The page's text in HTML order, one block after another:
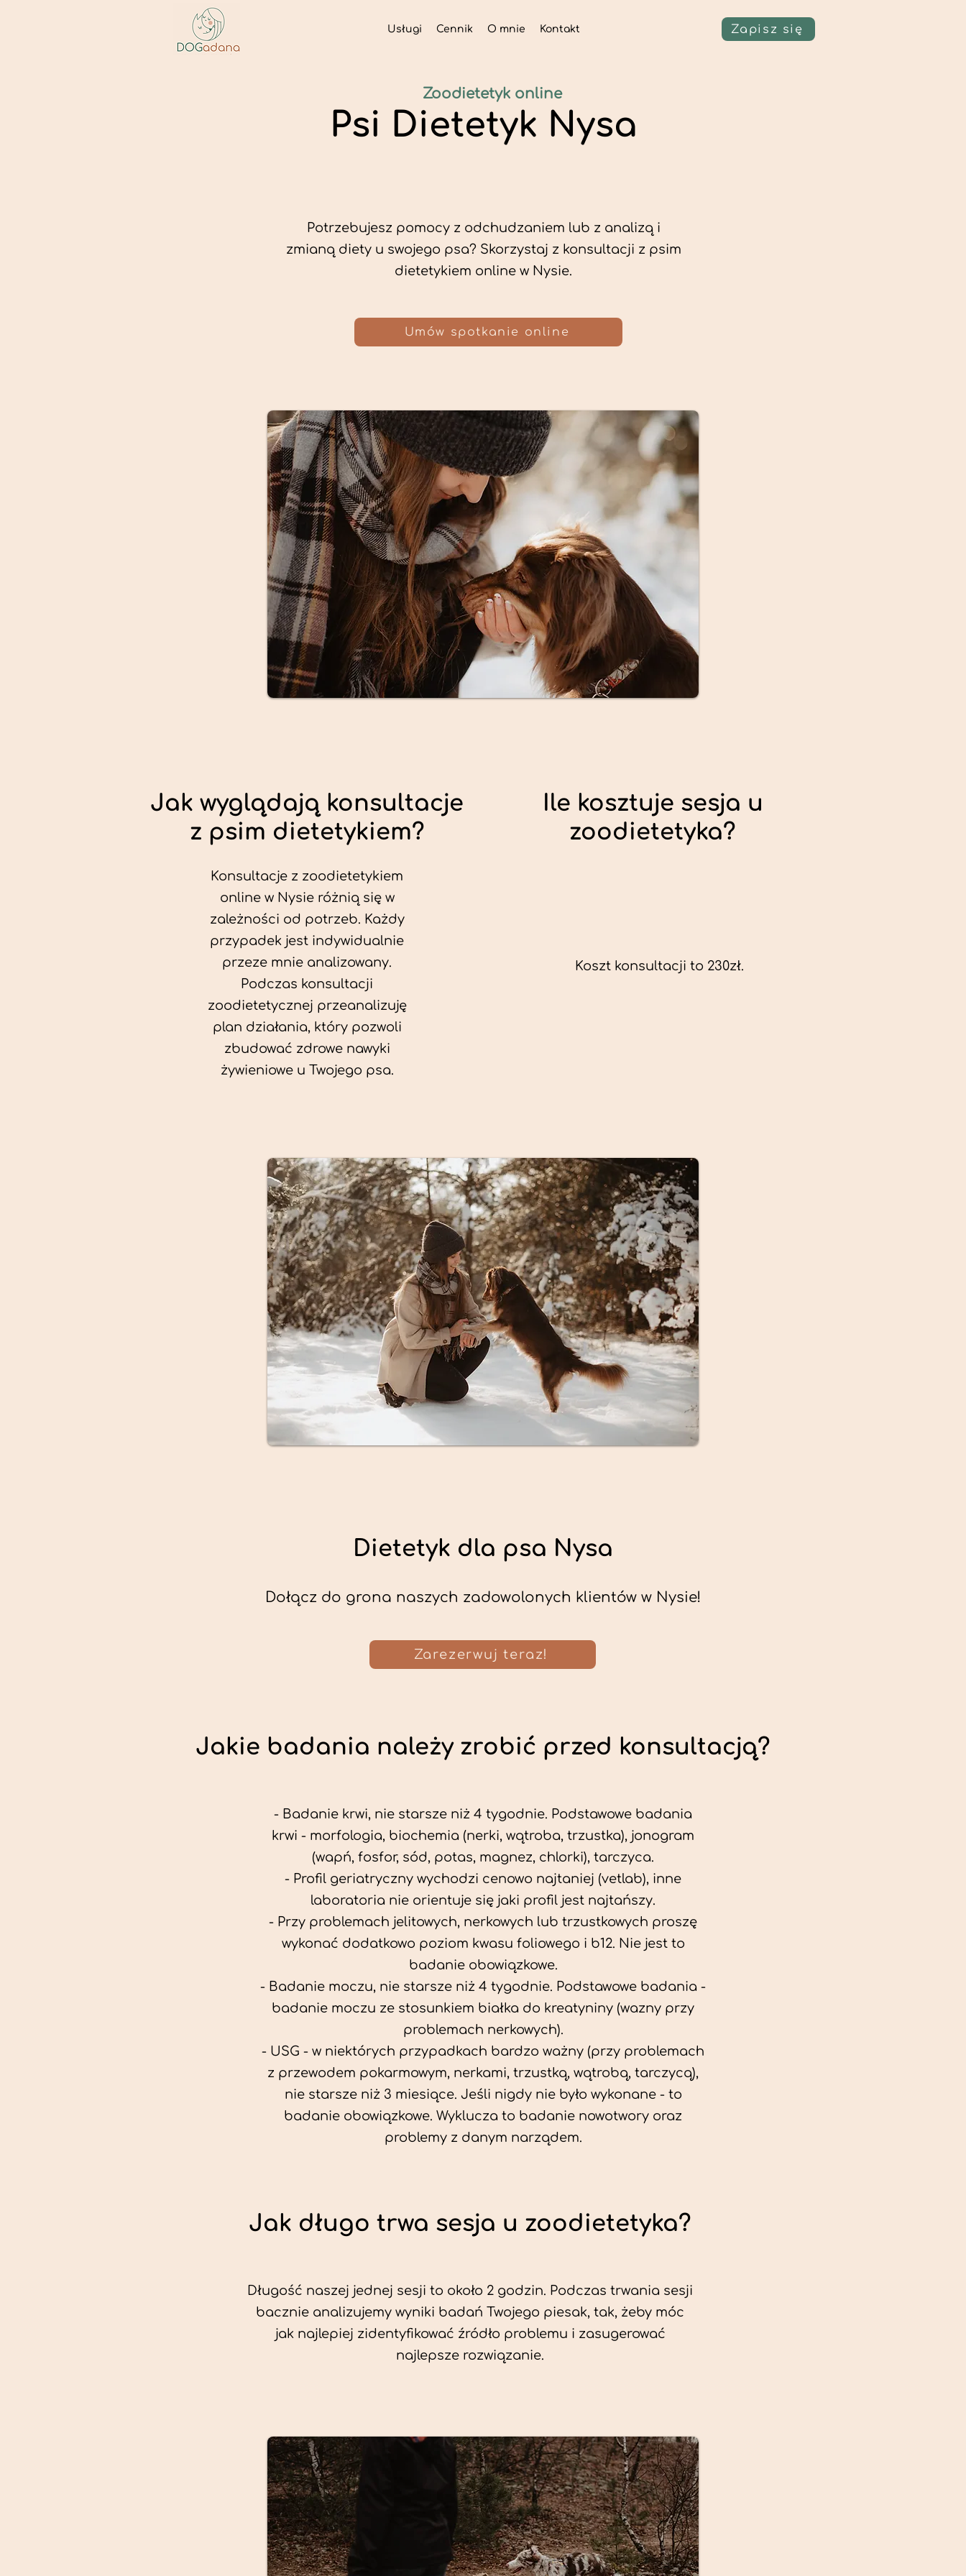
Usługi Cennik O mnie Kontakt Zapisz się
Psi Dietetyk Nysa
Potrzebujesz pomocy z odchudzaniem lub z analizą i
zmianą diety u swojego psa? Skorzystaj z konsultacji z psim
dietetykiem online w Nysie.
Zoodietetyk online
Umów spotkanie online
Jak wyglądają konsultacje
z psim dietetykiem?
Konsultacje z zoodietetykiem
online w Nysie różnią się w
zależności od potrzeb. Każdy
przypadek jest indywidualnie
przeze mnie analizowany.
Podczas konsultacji
zoodietetycznej przeanalizuję
plan działania, który pozwoli
zbudować zdrowe nawyki
żywieniowe u Twojego psa.
Ile kosztuje sesja u
zoodietetyka?
Koszt konsultacji to 230zł.
Dietetyk dla psa Nysa
Dołącz do grona naszych zadowolonych klientów w Nysie!
Zarezerwuj teraz!
Jakie badania należy zrobić przed konsultacją?
- Badanie krwi, nie starsze niż 4 tygodnie. Podstawowe badania
krwi - morfologia, biochemia (nerki, wątroba, trzustka), jonogram
(wapń, fosfor, sód, potas, magnez, chlorki), tarczyca.
- Profil geriatryczny wychodzi cenowo najtaniej (vetlab), inne
laboratoria nie orientuje się jaki profil jest najtańszy.
- Przy problemach jelitowych, nerkowych lub trzustkowych proszę
wykonać dodatkowo poziom kwasu foliowego i b12. Nie jest to
badanie obowiązkowe.
- Badanie moczu, nie starsze niż 4 tygodnie. Podstawowe badania -
badanie moczu ze stosunkiem białka do kreatyniny (wazny przy
problemach nerkowych).
- USG - w niektórych przypadkach bardzo ważny (przy problemach
z przewodem pokarmowym, nerkami, trzustką, wątrobą, tarczycą),
nie starsze niż 3 miesiące. Jeśli nigdy nie było wykonane - to
badanie obowiązkowe. Wyklucza to badanie nowotwory oraz
problemy z danym narządem.
Jak długo trwa sesja u zoodietetyka?
Długość naszej jednej sesji to około 2 godzin. Podczas trwania sesji
bacznie analizujemy wyniki badań Twojego piesak, tak, żeby móc
jak najlepiej zidentyfikować źródło problemu i zasugerować
najlepsze rozwiązanie.